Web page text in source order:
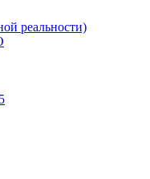
реальности)